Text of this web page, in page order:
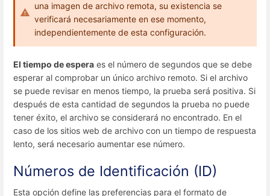
una imagen de archivo remota, su existencia se
verificará necesariamente en ese momento,
independientemente de esta configuración.
El tiempo de espera es el número de segundos que se debe
esperar al comprobar un único archivo remoto. Si el archivo
se puede revisar en menos tiempo, la prueba será positiva. Si
después de esta cantidad de segundos la prueba no puede
tener éxito, el archivo se considerará no encontrado. En el
caso de los sitios web de archivo con un tiempo de respuesta
lento, será necesario aumentar ese número.
Números de Identificación (ID)
Esta opción define las preferencias para el formato de